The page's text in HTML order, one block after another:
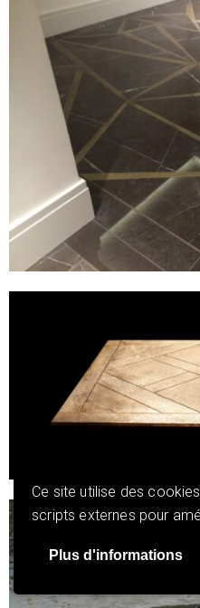
Ce site utilise des
scripts externes pour
Plus d'informations